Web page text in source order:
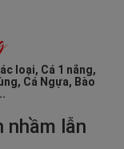
loại, Cá 1 nắng,
Cá Ngựa, Bào
nhầm lẫn